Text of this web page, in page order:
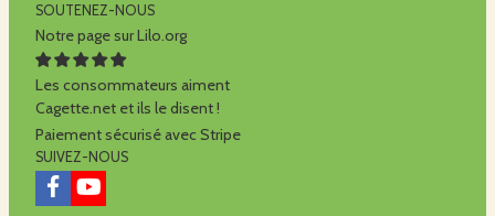
SOUTENEZ-NOUS
Notre page sur Lilo.org
Les consommateurs aiment
Cagette.net et ils le disent !
Paiement sécurisé avec Stripe
SUIVEZ-NOUS